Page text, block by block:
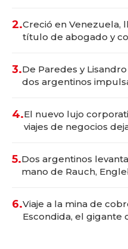
2.Creció en Venezuela,
título de abogado y
3.De Paredes y
dos argentinos
4.El nuevo lujo
viajes de negocios
5.Dos argentinos
mano de Rauch,
6.Viaje a la mina de
Escondida, el gigante